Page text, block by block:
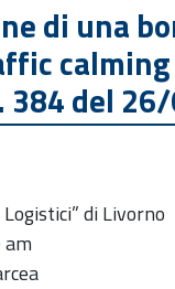
di una
384 del
di Livorno